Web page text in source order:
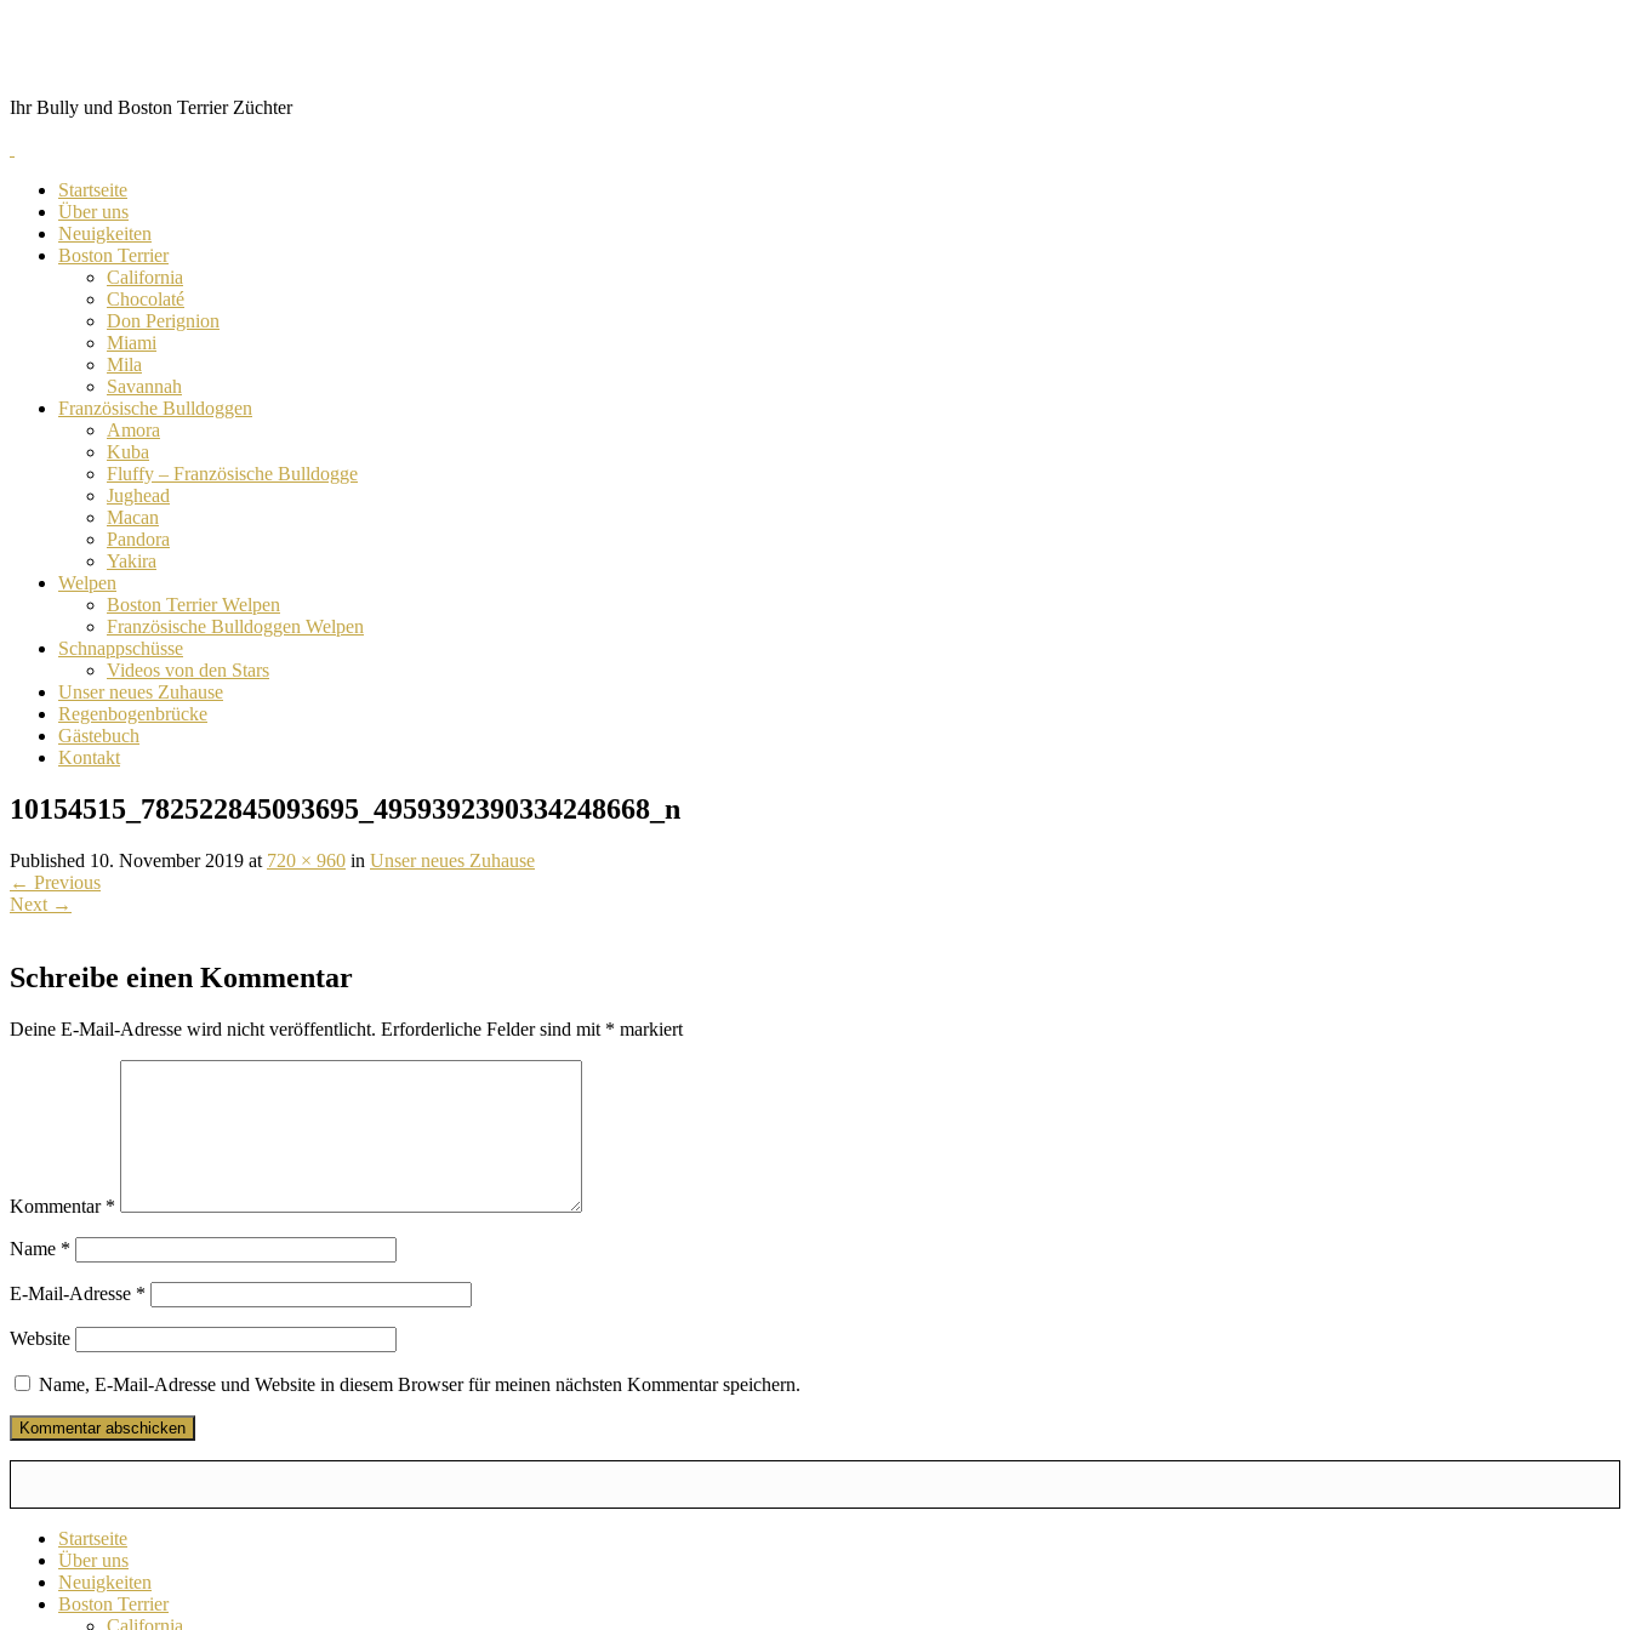
Ihr Bully und Boston Terrier Züchter
Startseite
Über uns
Neuigkeiten
Boston Terrier
California
Chocolaté
Don Perignion
Miami
Mila
Savannah
Französische Bulldoggen
Amora
Kuba
Fluffy – Französische Bulldogge
Jughead
Macan
Pandora
Yakira
Welpen
Boston Terrier Welpen
Französische Bulldoggen Welpen
Schnappschüsse
Videos von den Stars
Unser neues Zuhause
Regenbogenbrücke
Gästebuch
Kontakt
10154515_782522845093695_4959392390334248668_n
Published 10. November 2019 at 720 × 960 in Unser neues Zuhause
← Previous
Next →
Schreibe einen Kommentar
Deine E-Mail-Adresse wird nicht veröffentlicht. Erforderliche Felder sind mit * markiert
Kommentar *
Name *
E-Mail-Adresse *
Website
Name, E-Mail-Adresse und Website in diesem Browser für meinen nächsten Kommentar speichern.
Startseite
Über uns
Neuigkeiten
Boston Terrier
California